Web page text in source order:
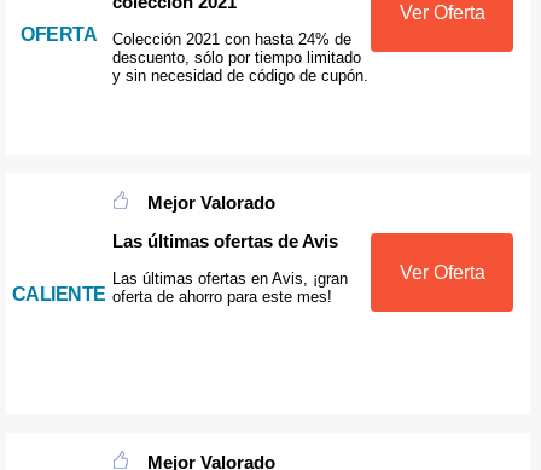
OFERTA
Colección 2021 con hasta 24% de
descuento, sólo por tiempo limitado
y sin necesidad de código de cupón.
Ver Oferta
CALIENTE
Mejor Valorado
Las últimas ofertas de Avis
Las últimas ofertas en Avis, ¡gran
oferta de ahorro para este mes!
Ver Oferta
Mejor Valorado